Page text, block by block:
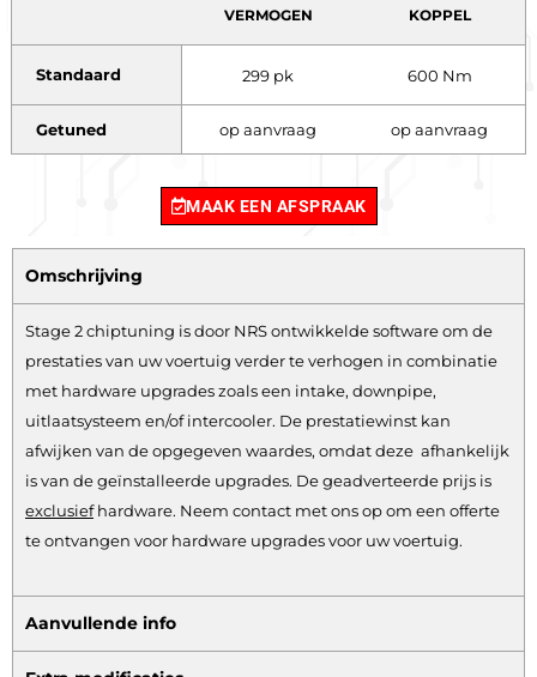
VERMOGEN KOPPEL
Standaard 299 pk 600 Nm
Getuned op aanvraag op aanvraag
MAAK EEN AFSPRAAK
Omschrijving
Stage 2 chiptuning is door NRS ontwikkelde software om de
prestaties van uw voertuig verder te verhogen in combinatie
met hardware upgrades zoals een intake, downpipe,
uitlaatsysteem en/of intercooler. De prestatiewinst kan
afwijken van de opgegeven waardes, omdat deze afhankelijk
is van de geïnstalleerde upgrades. De geadverteerde prijs is
exclusiefhardware. Neem contact met ons op om een offerte
te ontvangen voor hardware upgrades voor uw voertuig.
Aanvullende info